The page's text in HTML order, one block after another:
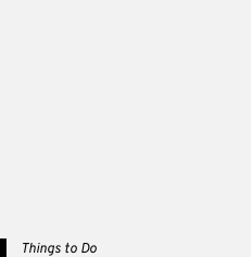
Things to Do